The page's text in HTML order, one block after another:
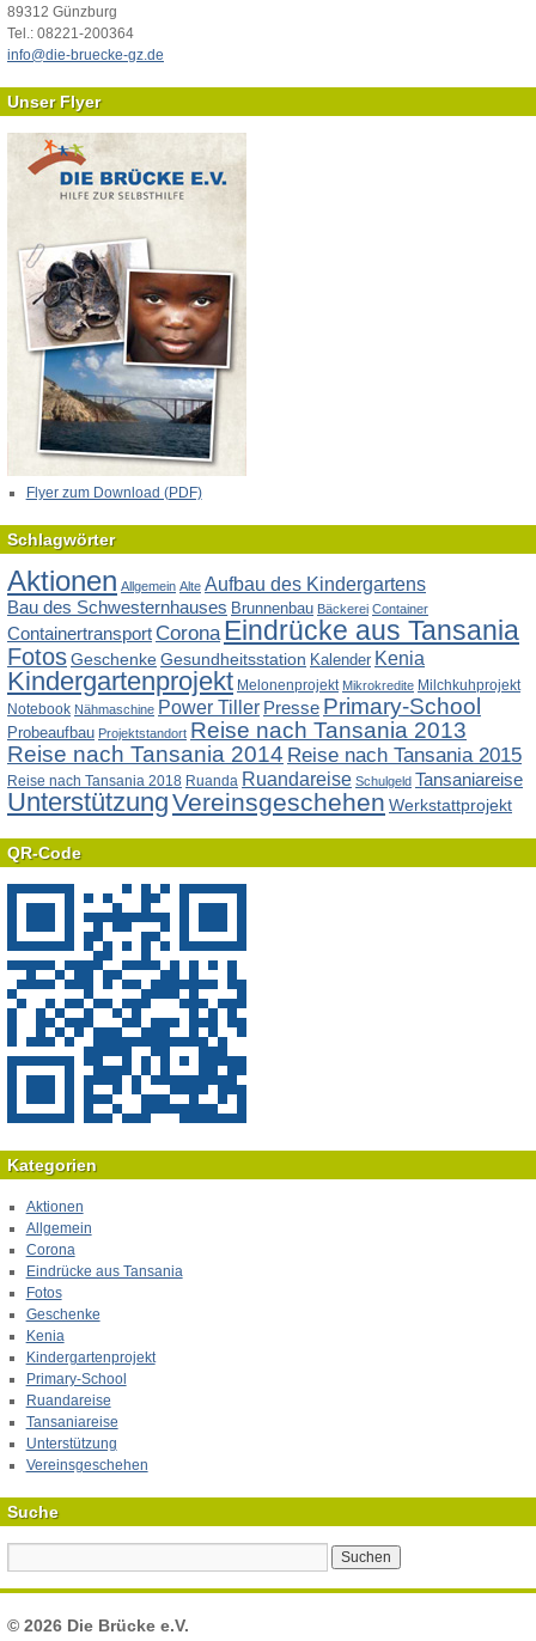
89312 Günzburg
Tel.: 08221-200364
info@die-bruecke-gz.de
Unser Flyer
Flyer zum Download (PDF)
Schlagwörter
Aktionen Allgemein Alte Aufbau des Kindergartens
Bau des Schwesternhauses Brunnenbau Bäckerei Container
Containertransport Corona Eindrücke aus Tansania
FotosGeschenkeGesundheitsstation Kalender Kenia
Kindergartenprojekt Melonenprojekt Mikrokredite Milchkuhprojekt
Notebook Nähmaschine Power Tiller Presse Primary-School
Probeaufbau Projektstandort Reise nach Tansania 2013
Reise nach Tansania 2014 Reise nach Tansania 2015
Reise nach Tansania 2018 Ruanda Ruandareise Schulgeld Tansaniareise
UnterstützungVereinsgeschehen Werkstattprojekt
QR-Code
Kategorien
Aktionen
Allgemein
Corona
Eindrücke aus Tansania
Fotos
Geschenke
Kenia
Kindergartenprojekt
Primary-School
Ruandareise
Tansaniareise
Unterstützung
Vereinsgeschehen
Suche
© 2026 Die Brücke e.V.